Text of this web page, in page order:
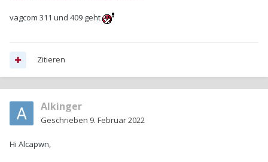
vagcom 311 und 409 geht
Zitieren
Alkinger
Geschrieben 9. Februar 2022
Hi Alcapwn,